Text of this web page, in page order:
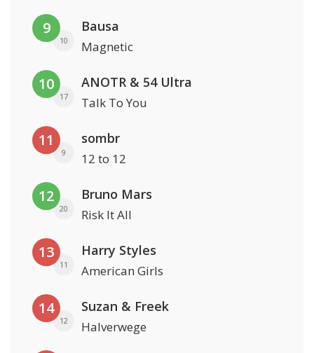
9
10
Bausa
Magnetic
10
17
ANOTR & 54 Ultra
Talk To You
11
9
sombr
12 to 12
12
20
Bruno Mars
Risk It All
13
11
Harry Styles
American Girls
14
12
Suzan & Freek
Halverwege